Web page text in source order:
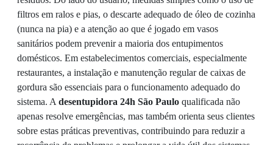
filtros em ralos e pias, o descarte adequado de óleo de cozinha
(nunca na pia) e a atenção ao que é jogado em vasos
sanitários podem prevenir a maioria dos entupimentos
domésticos. Em estabelecimentos comerciais, especialmente
restaurantes, a instalação e manutenção regular de caixas de
gordura são essenciais para o funcionamento adequado do
sistema. A desentupidora 24h São Paulo qualificada não
apenas resolve emergências, mas também orienta seus clientes
sobre estas práticas preventivas, contribuindo para reduzir a